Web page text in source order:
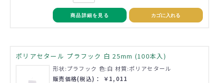
商品詳細を見る カゴに入れる
ポリアセタール プラフック 白 25mm (100本入)
形状:プラフック 色:白 材質:ポリアセタール
販売価格(税込)： ￥1,011